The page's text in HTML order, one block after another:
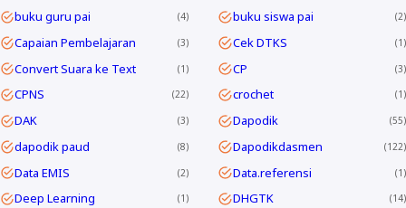
buku guru pai 4 buku siswa pai 2
Capaian Pembelajaran 3 Cek DTKS 1
Convert Suara ke Text 1 CP 3
CPNS 22 crochet 1
DAK 3 Dapodik 55
dapodik paud 8 Dapodikdasmen 122
Data EMIS 2 Data.referensi 1
Deep Learning 1 DHGTK 14